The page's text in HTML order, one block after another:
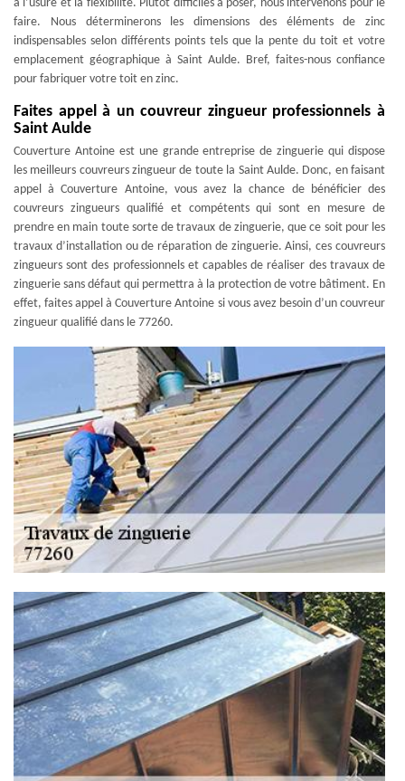
à l’usure et la flexibilité. Plutôt difficiles à poser, nous intervenons pour le
faire. Nous déterminerons les dimensions des éléments de zinc
indispensables selon différents points tels que la pente du toit et votre
emplacement géographique à Saint Aulde. Bref, faites-nous confiance
pour fabriquer votre toit en zinc.
Faites appel à un couvreur zingueur professionnels à
Saint Aulde
Couverture Antoine est une grande entreprise de zinguerie qui dispose
les meilleurs couvreurs zingueur de toute la Saint Aulde. Donc, en faisant
appel à Couverture Antoine, vous avez la chance de bénéficier des
couvreurs zingueurs qualifié et compétents qui sont en mesure de
prendre en main toute sorte de travaux de zinguerie, que ce soit pour les
travaux d’installation ou de réparation de zinguerie. Ainsi, ces couvreurs
zingueurs sont des professionnels et capables de réaliser des travaux de
zinguerie sans défaut qui permettra à la protection de votre bâtiment. En
effet, faites appel à Couverture Antoine si vous avez besoin d’un couvreur
zingueur qualifié dans le 77260.